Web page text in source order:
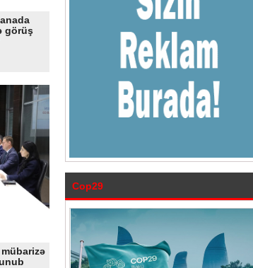
görüş
Cop29